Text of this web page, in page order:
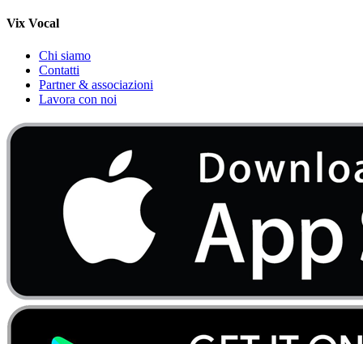
Vix Vocal
Chi siamo
Contatti
Partner & associazioni
Lavora con noi